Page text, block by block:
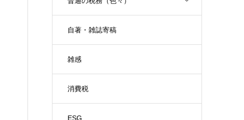
自著・雑誌寄稿
雑感
消費税
ESG